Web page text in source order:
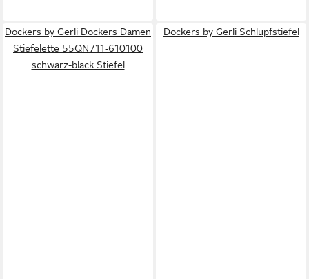
Dockers by Gerli Dockers Damen
Stiefelette 55QN711-610100
schwarz-black Stiefel
Dockers by Gerli Schlupfstiefel